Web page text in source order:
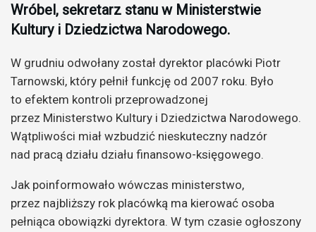
Wróbel, sekretarz stanu w Ministerstwie
Kultury i Dziedzictwa Narodowego.
W grudniu odwołany został dyrektor placówki Piotr
Tarnowski, który pełnił funkcję od 2007 roku. Było
to efektem kontroli przeprowadzonej
przez Ministerstwo Kultury i Dziedzictwa Narodowego.
Wątpliwości miał wzbudzić nieskuteczny nadzór
nad pracą działu działu finansowo-księgowego.
Jak poinformowało wówczas ministerstwo,
przez najbliższy rok placówką ma kierować osoba
pełniąca obowiązki dyrektora. W tym czasie ogłoszony